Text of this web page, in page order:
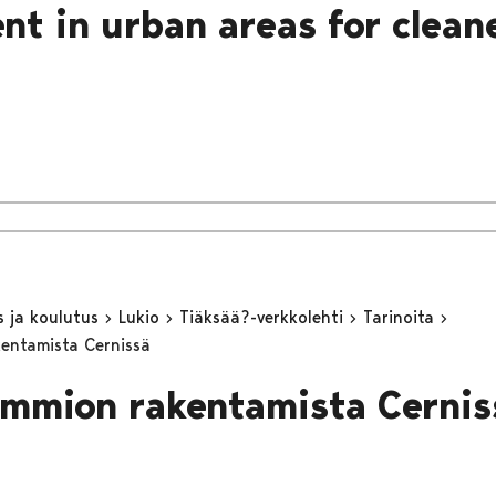
in urban areas for
ja koulutus Lukio Tiäksää?-verkkolehti
Tarinoita
Cernissä
rakentamista